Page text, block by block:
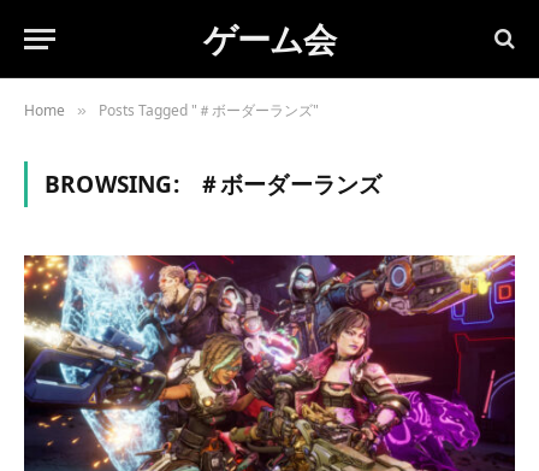
ゲーム会
Home » Posts Tagged "＃ボーダーランズ"
BROWSING: ＃ボーダーランズ